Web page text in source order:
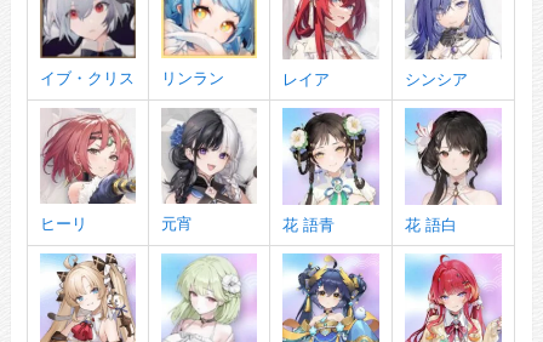
イブ・クリス リンラン レイア シンシア
ヒーリ 元宵 花 語青 花 語白